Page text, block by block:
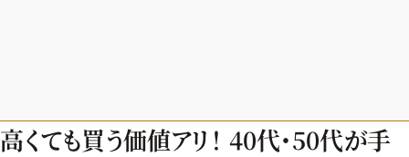
8月の毎日コーデ
ヘアスタイル・ヘアケア
ヘルスケア
高くても買う価値アリ！ 40代・50代が手